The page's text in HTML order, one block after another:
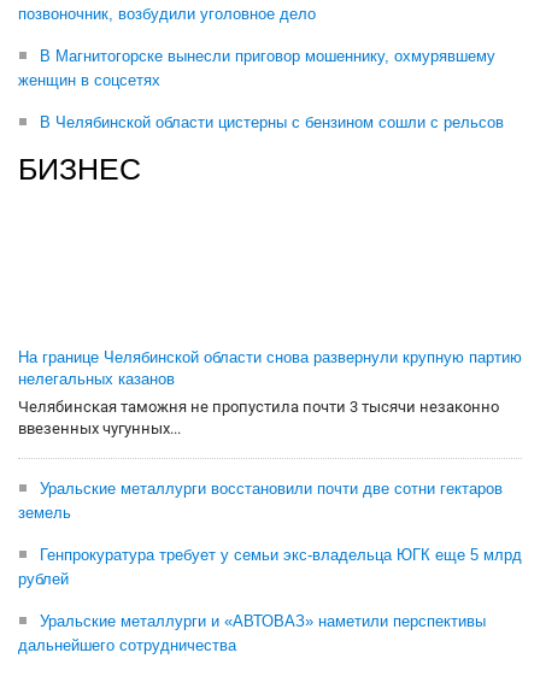
позвоночник, возбудили уголовное дело
В Магнитогорске вынесли приговор мошеннику, охмурявшему
женщин в соцсетях
В Челябинской области цистерны с бензином сошли с рельсов
БИЗНЕС
На границе Челябинской области снова развернули крупную партию
нелегальных казанов
Челябинская таможня не пропустила почти 3 тысячи незаконно
ввезенных чугунных...
Уральские металлурги восстановили почти две сотни гектаров
земель
Генпрокуратура требует у семьи экс-владельца ЮГК еще 5 млрд
рублей
Уральские металлурги и «АВТОВАЗ» наметили перспективы
дальнейшего сотрудничества